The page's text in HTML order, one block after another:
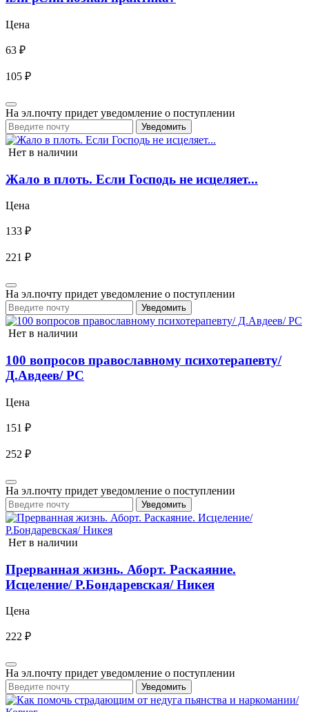
Цена
63 ₽
105 ₽
На эл.почту придет уведомление о поступлении
Уведомить
Нет в наличии
Жало в плоть. Если Господь не исцеляет...
Цена
133 ₽
221 ₽
На эл.почту придет уведомление о поступлении
Уведомить
Нет в наличии
100 вопросов православному психотерапевту/
Д.Авдеев/ РС
Цена
151 ₽
252 ₽
На эл.почту придет уведомление о поступлении
Уведомить
Нет в наличии
Прерванная жизнь. Аборт. Раскаяние.
Исцеление/ Р.Бондаревская/ Никея
Цена
222 ₽
На эл.почту придет уведомление о поступлении
Уведомить